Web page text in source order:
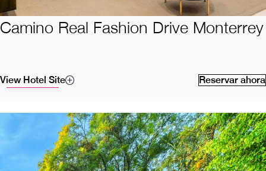
Camino Real Fashion Drive Monterrey
Reservar ahora
View Hotel Site